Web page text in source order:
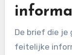
De brief die
feitelijke